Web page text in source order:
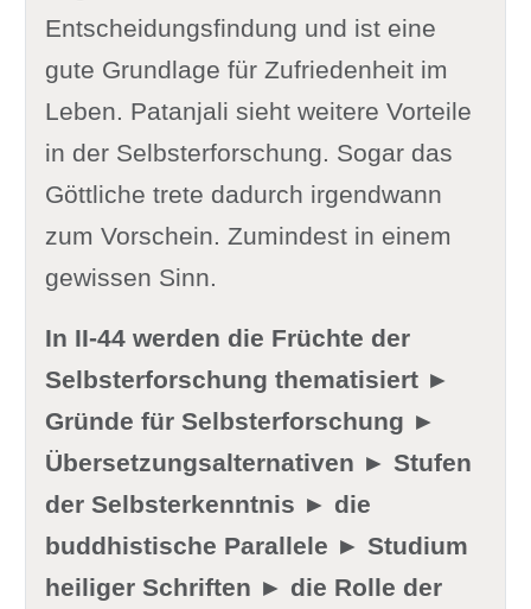
Entscheidungsfindung und ist eine
gute Grundlage für Zufriedenheit im
Leben. Patanjali sieht weitere Vorteile
in der Selbsterforschung. Sogar das
Göttliche trete dadurch irgendwann
zum Vorschein. Zumindest in einem
gewissen Sinn.
In II-44 werden die Früchte der
Selbsterforschung thematisiert ►
Gründe für Selbsterforschung ►
Übersetzungsalternativen ► Stufen
der Selbsterkenntnis ► die
buddhistische Parallele ► Studium
heiliger Schriften ► die Rolle der